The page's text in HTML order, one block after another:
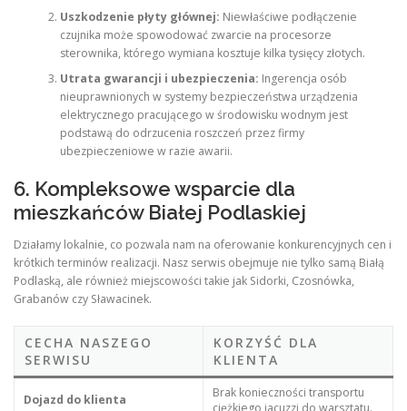
Uszkodzenie płyty głównej: Niewłaściwe podłączenie
czujnika może spowodować zwarcie na procesorze
sterownika, którego wymiana kosztuje kilka tysięcy złotych.
Utrata gwarancji i ubezpieczenia: Ingerencja osób
nieuprawnionych w systemy bezpieczeństwa urządzenia
elektrycznego pracującego w środowisku wodnym jest
podstawą do odrzucenia roszczeń przez firmy
ubezpieczeniowe w razie awarii.
6. Kompleksowe wsparcie dla
mieszkańców Białej Podlaskiej
Działamy lokalnie, co pozwala nam na oferowanie konkurencyjnych cen i
krótkich terminów realizacji. Nasz serwis obejmuje nie tylko samą Białą
Podlaską, ale również miejscowości takie jak Sidorki, Czosnówka,
Grabanów czy Sławacinek.
CECHA NASZEGO
SERWISU
KORZYŚĆ DLA
KLIENTA
Dojazd do klienta
Brak konieczności transportu
ciężkiego jacuzzi do warsztatu.